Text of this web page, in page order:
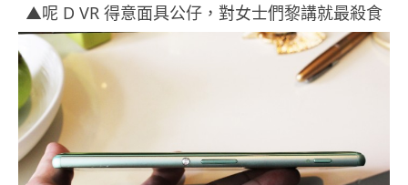
▲呢 D VR 得意面具公仔，對女士們黎講就最殺食